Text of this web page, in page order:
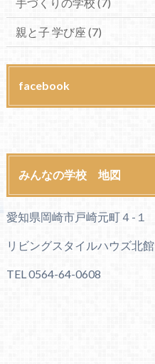
親と子 学び座 (7)
facebook
みんなの学校 地図
愛知県岡崎市戸崎元町４-１
リビングスタイルハウズ北館
TEL 0564-64-0608